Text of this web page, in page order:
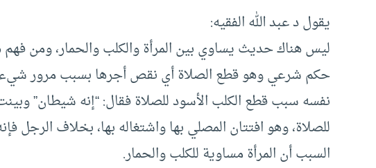
يقول د عبد الله الفقيه:
ليس هناك حديث يساوي بين المرأة والكلب والحمار، ومن فهم
حكم شرعي وهو قطع الصلاة أي نقص أجرها بسبب مرور شيء
نفسه سبب قطع الكلب الأسود للصلاة فقال: “إنه شيطان”
للصلاة، وهو افتتان المصلي بها واشتغاله بها، بخلاف الرجل
السبب أن المرأة مساوية للكلب والحمار.